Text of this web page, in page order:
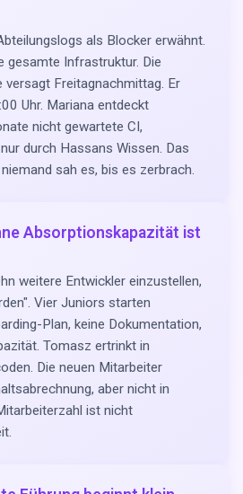
als Blocker erwähnt.
gesamte Infrastruktur. Die
versagt Freitagnachmittag. Er
Uhr. Mariana entdeckt
nicht gewartete CI,
durch Hassans Wissen. Das
sah es, bis es zerbrach.
Absorptionskapazität ist
weitere Entwickler einzustellen,
Vier Juniors starten
Plan, keine Dokumentation,
Tomasz ertrinkt in
Die neuen Mitarbeiter
aber nicht in
ist nicht